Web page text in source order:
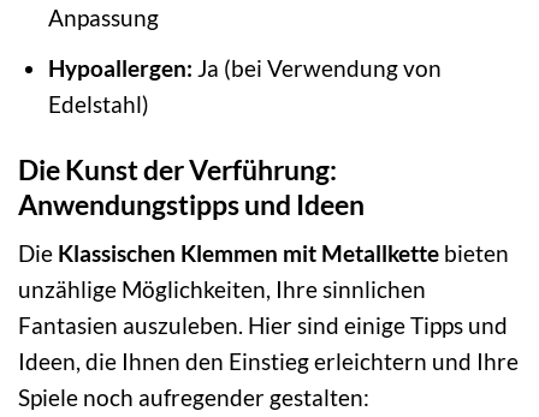
Anpassung
Hypoallergen: Ja (bei Verwendung von
Edelstahl)
Die Kunst der Verführung:
Anwendungstipps und Ideen
Die Klassischen Klemmen mit Metallkette bieten
unzählige Möglichkeiten, Ihre sinnlichen
Fantasien auszuleben. Hier sind einige Tipps und
Ideen, die Ihnen den Einstieg erleichtern und Ihre
Spiele noch aufregender gestalten: